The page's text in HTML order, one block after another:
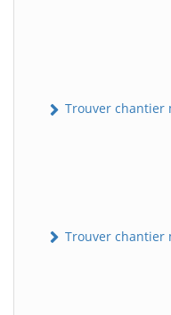
Trouver chantier
Trouver chantier